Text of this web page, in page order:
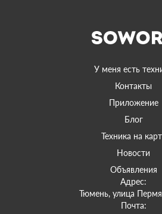
У меня есть
Контакты
Приложение
Блог
Техника на
Новости
Объявления
Адрес:
Тюмень, улица
Почта: